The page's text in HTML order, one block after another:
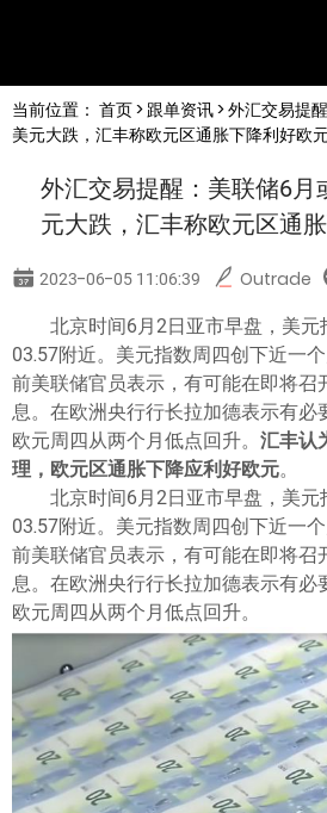
English
简体中文
한글
日本語
Tiếng việt
ไทย
当前位置： 首页> 跟单资讯> 外汇交易提
美元大跌，汇丰称欧元区通胀下降利好欧
外汇交易提醒：美联储6月
元大跌，汇丰称欧元区通
2023-06-05 11:06:39 Outrade
北京时间6月2日亚市早盘，美
03.57附近。美元指数周四创下近一
前美联储官员表示，有可能在即将召
息。在欧洲央行行长拉加德表示有必
欧元周四从两个月低点回升。 汇丰认
理，欧元区通胀下降应利好欧元。
北京时间6月2日亚市早盘，美
03.57附近。美元指数周四创下近一
前美联储官员表示，有可能在即将召
息。在欧洲央行行长拉加德表示有必
欧元周四从两个月低点回升。